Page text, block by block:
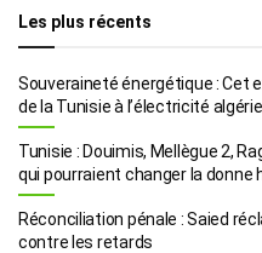
Les plus récents
Souveraineté énergétique : Cet
de la Tunisie à l’électricité
Tunisie : Douimis, Mellègue 2,
qui pourraient changer la donne
Réconciliation pénale : Saied
contre les retards